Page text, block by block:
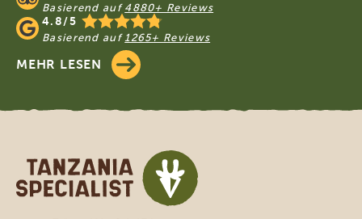
Basierend auf 4880+ Reviews
4.8/5
Basierend auf 1265+ Reviews
MEHR LESEN
Tanzania Specialist